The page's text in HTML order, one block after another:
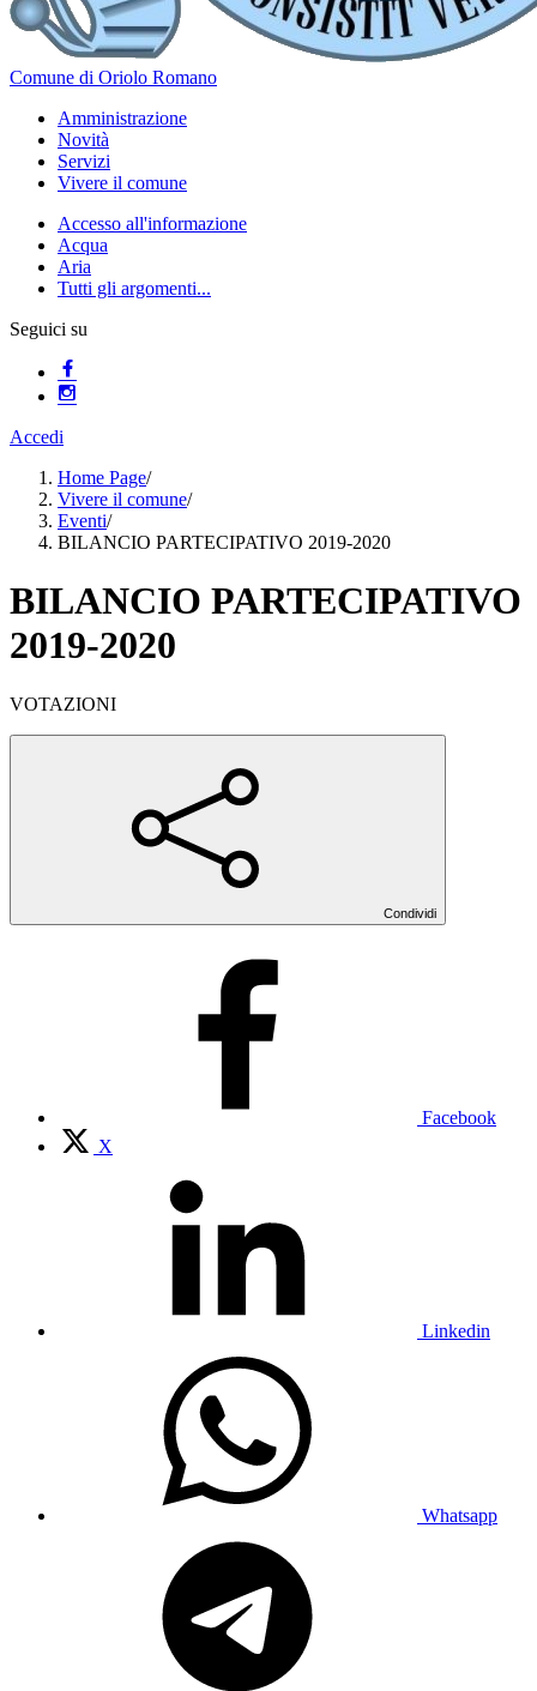
Comune di Oriolo Romano
Amministrazione
Novità
Servizi
Vivere il comune
Accesso all'informazione
Acqua
Aria
Tutti gli argomenti...
Seguici su
Accedi
Home Page/
Vivere il comune/
Eventi/
BILANCIO PARTECIPATIVO 2019-2020
BILANCIO PARTECIPATIVO
2019-2020
VOTAZIONI
Condividi
Facebook
X
Linkedin
Whatsapp